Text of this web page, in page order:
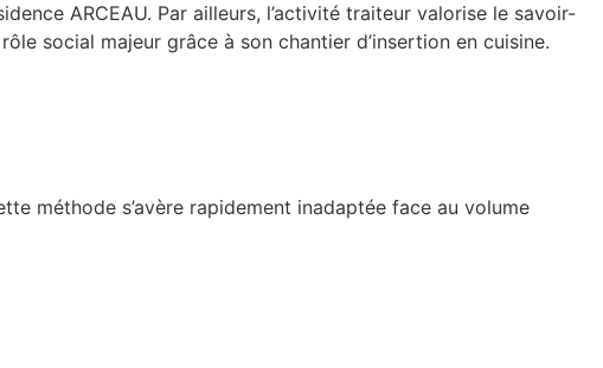
ARCEAU. Par ailleurs, l’activité traiteur valorise le savoir-
social majeur grâce à son chantier d’insertion en cuisine.
méthode s’avère rapidement inadaptée face au volume